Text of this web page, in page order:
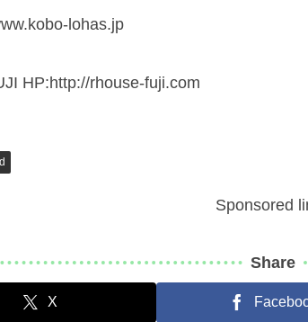
lohas.jp
HP:http://rhouse-fuji.com
Sponsored
Share
X